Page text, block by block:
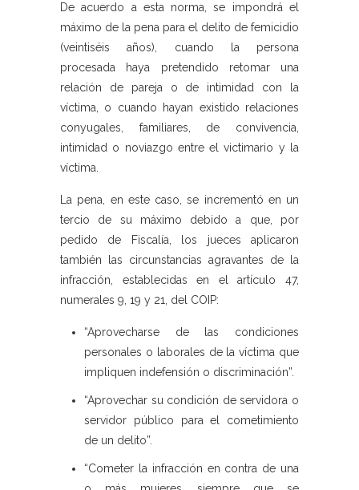
De acuerdo a esta norma, se impondrá el
máximo de la pena para el delito de femicidio
(veintiséis años), cuando la persona
procesada haya pretendido retomar una
relación de pareja o de intimidad con la
víctima, o cuando hayan existido relaciones
conyugales, familiares, de convivencia,
intimidad o noviazgo entre el victimario y la
víctima.
La pena, en este caso, se incrementó en un
tercio de su máximo debido a que, por
pedido de Fiscalía, los jueces aplicaron
también las circunstancias agravantes de la
infracción, establecidas en el artículo 47,
numerales 9, 19 y 21, del COIP:
“Aprovecharse de las condiciones
personales o laborales de la víctima que
impliquen indefensión o discriminación”.
“Aprovechar su condición de servidora o
servidor público para el cometimiento
de un delito”.
“Cometer la infracción en contra de una